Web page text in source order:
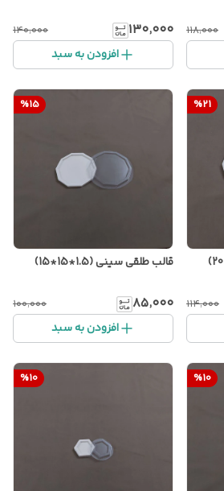
۱۱۸٬۰۰۰ ۱۳۰٬۰۰۰ ۱۴۰٬۰۰۰
افزودن به سبد
%21
۱۱۴٬۰۰۰
%15
قالب طلقی سینی (1.5*15*15)
۸۵٬۰۰۰ ۱۰۰٬۰۰۰
افزودن به سبد
%10
%10